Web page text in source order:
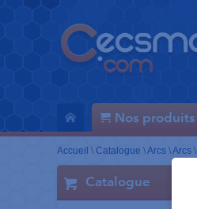
Nos produits
Accueil \ Catalogue \Arcs \Arcs \
Catalogue